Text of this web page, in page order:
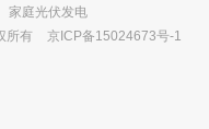
家庭光伏发电
所有
京ICP备15024673号-1